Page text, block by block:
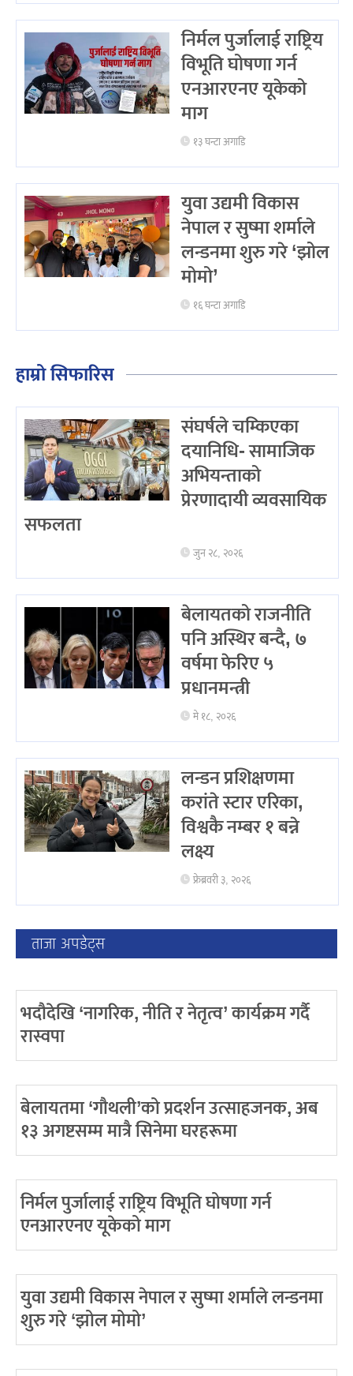
निर्मल पुर्जालाई राष्ट्रिय
विभूति घोषणा गर्न
एनआरएनए यूकेको
माग
१३ घन्टा अगाडि
युवा उद्यमी विकास
नेपाल र सुष्मा शर्माले
लन्डनमा शुरु गरे ‘झोल
मोमो’
१६ घन्टा अगाडि
हाम्रो सिफारिस
संघर्षले चम्किएका
दयानिधि- सामाजिक
अभियन्ताको
प्रेरणादायी व्यवसायिक
सफलता
जुन २८, २०२६
बेलायतको राजनीति
पनि अस्थिर बन्दै, ७
वर्षमा फेरिए ५
प्रधानमन्त्री
मे १८, २०२६
लन्डन प्रशिक्षणमा
करांते स्टार एरिका,
विश्वकै नम्बर १ बन्ने
लक्ष्य
फ्रेब्रवरी ३, २०२६
ताजा अपडेट्स
भदौदेखि ‘नागरिक, नीति र नेतृत्व’ कार्यक्रम गर्दै
रास्वपा
बेलायतमा ‘गौथली’को प्रदर्शन उत्साहजनक, अब
१३ अगष्टसम्म मात्रै सिनेमा घरहरूमा
निर्मल पुर्जालाई राष्ट्रिय विभूति घोषणा गर्न
एनआरएनए यूकेको माग
युवा उद्यमी विकास नेपाल र सुष्मा शर्माले लन्डनमा
शुरु गरे ‘झोल मोमो’